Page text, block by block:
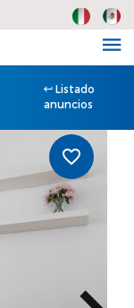
Listado
anuncios